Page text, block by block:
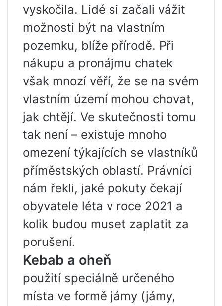
vyskočila. Lidé si začali vážit
možnosti být na vlastním
pozemku, blíže přírodě. Při
nákupu a pronájmu chatek
však mnozí věří, že se na svém
vlastním území mohou chovat,
jak chtějí. Ve skutečnosti tomu
tak není – existuje mnoho
omezení týkajících se vlastníků
příměstských oblastí. Právníci
nám řekli, jaké pokuty čekají
obyvatele léta v roce 2021 a
kolik budou muset zaplatit za
porušení.
Kebab a oheň
použití speciálně určeného
místa ve formě jámy (jámy,